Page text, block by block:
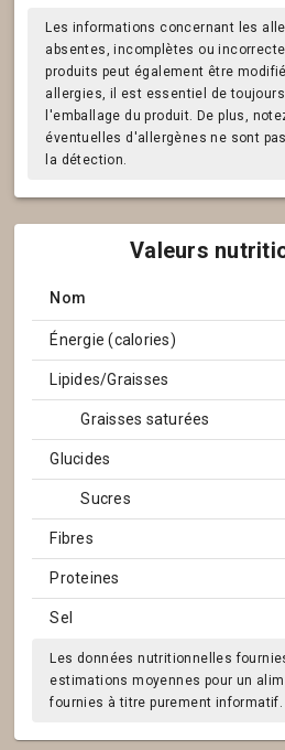
Les informations concernant les
absentes, incomplètes ou
produits peut également être
allergies, il est essentiel de
l'emballage du produit. De plus,
éventuelles d'allergènes ne sont
la détection.
Valeurs
Nom
Énergie (calories)
Lipides/Graisses
Graisses saturées
Glucides
Sucres
Fibres
Proteines
Sel
Les données nutritionnelles
estimations moyennes pour un
fournies à titre purement informatif.